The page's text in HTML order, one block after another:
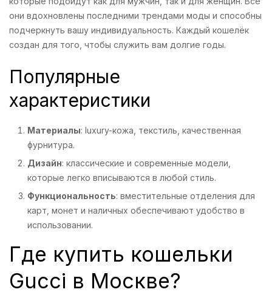
они вдохновлены последними трендами моды и способны
подчеркнуть вашу индивидуальность. Каждый кошелёк
создан для того, чтобы служить вам долгие годы.
Популярные
характеристики
Материалы: luxury-кожа, текстиль, качественная
фурнитура.
Дизайн: классические и современные модели,
которые легко вписываются в любой стиль.
Функциональность: вместительные отделения для
карт, монет и наличных обеспечивают удобство в
использовании.
Где купить кошельки
Gucci в Москве?